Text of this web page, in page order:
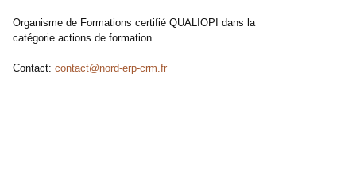
Organisme de Formations certifié QUALIOPI dans la
catégorie actions de formation
Contact: contact@nord-erp-crm.fr